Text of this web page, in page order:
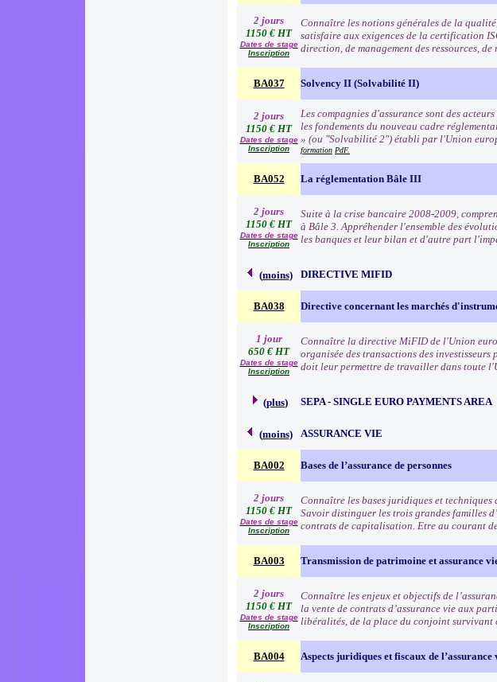
2 jours
1150 € HT
Dates de stage
Inscription
Connaître les notions générales de la
satisfaire aux exigences de la certification
direction, de management des ressources,
BA037 Solvency II (Solvabilité II)
2 jours
1150 € HT
Dates de stage
Inscription
Les compagnies d'assurance sont des
les fondements du nouveau cadre
» (ou "Solvabilité 2") établi par l'Union
formation PdF.
BA052 La réglementation Bâle III
2 jours
1150 € HT
Dates de stage
Inscription
Suite à la crise bancaire 2008-2009,
à Bâle 3. Appréhender l'ensemble des
les banques et leur bilan et d'autre part
(moins) DIRECTIVE MIFID
BA038 Directive concernant les marchés
1 jour
650 € HT
Dates de stage
Inscription
Connaître la directive MiFID de l'Union
organisée des transactions des
doit leur permettre de travailler dans toute
(plus) SEPA - SINGLE EURO PAYMENTS AREA
(moins) ASSURANCE VIE
BA002 Bases de l’assurance de personnes
2 jours
1150 € HT
Dates de stage
Inscription
Connaître les bases juridiques et techniques
Savoir distinguer les trois grandes familles
contrats de capitalisation. Etre au courant
BA003 Transmission de patrimoine et assurance
2 jours
1150 € HT
Dates de stage
Inscription
Connaître les enjeux et objectifs de
la vente de contrats d’assurance vie aux
libéralités, de la place du conjoint survivant
BA004 Aspects juridiques et fiscaux de l’assurance